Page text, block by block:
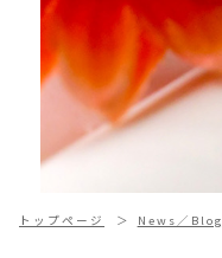
トップページ News／Blog